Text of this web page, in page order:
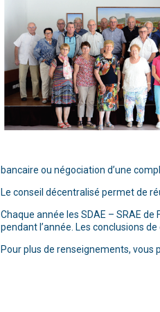
bancaire ou négociation d’une
Le conseil décentralisé permet de
Chaque année les SDAE – SRAE
pendant l’année. Les conclusions
Pour plus de renseignements,